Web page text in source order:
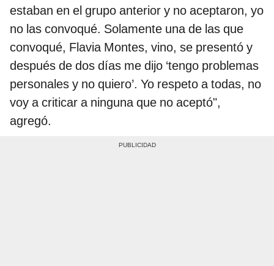
estaban en el grupo anterior y no aceptaron, yo
no las convoqué. Solamente una de las que
convoqué, Flavia Montes, vino, se presentó y
después de dos días me dijo ‘tengo problemas
personales y no quiero’. Yo respeto a todas, no
voy a criticar a ninguna que no aceptó",
agregó.